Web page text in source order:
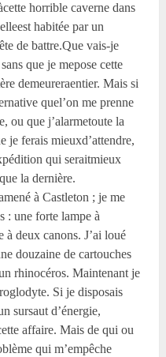
horrible caverne dans
habitée par un
de battre.Que vais-je
que je mepose cette
demeureraentier. Mais si
quel’on me prenne
ou que j’alarmetoute la
je ferais mieuxd’attendre,
qui seraitmieux
la dernière.
à Castleton ; je me
: une forte lampe à
à deux canons. J’ai loué
douzaine de cartouches
rhinocéros. Maintenant je
Si je disposais
sursaut d’énergie,
affaire. Mais de qui ou
qui m’empêche